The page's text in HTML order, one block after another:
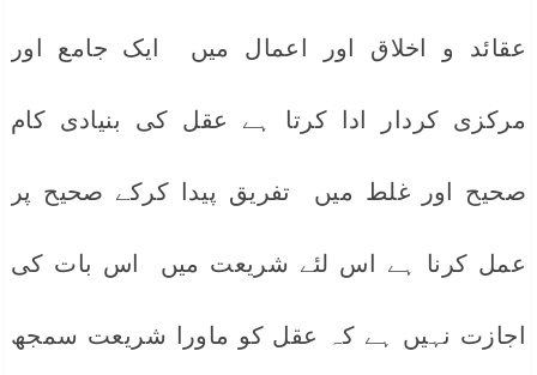
عقائد و اخلاق اور اعمال میں ایک جامع اور
مرکزی کردار ادا کرتا ہے عقل کی بنیادی کام
صحیح اور غلط میں تفریق پیدا کرکے صحیح پر
عمل کرنا ہے اس لئے شریعت میں اس بات کی
اجازت نہیں ہے کہ عقل کو ماورا شریعت سمجھ